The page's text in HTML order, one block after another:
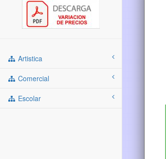
Artistica
Comercial
Escolar